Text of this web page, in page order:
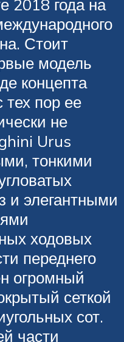
2018 года на
Стоит
модель
концепта
тех пор ее
не
Urus
тонкими
и элегантными
ходовых
переднего
огромный
сеткой
сот.
части